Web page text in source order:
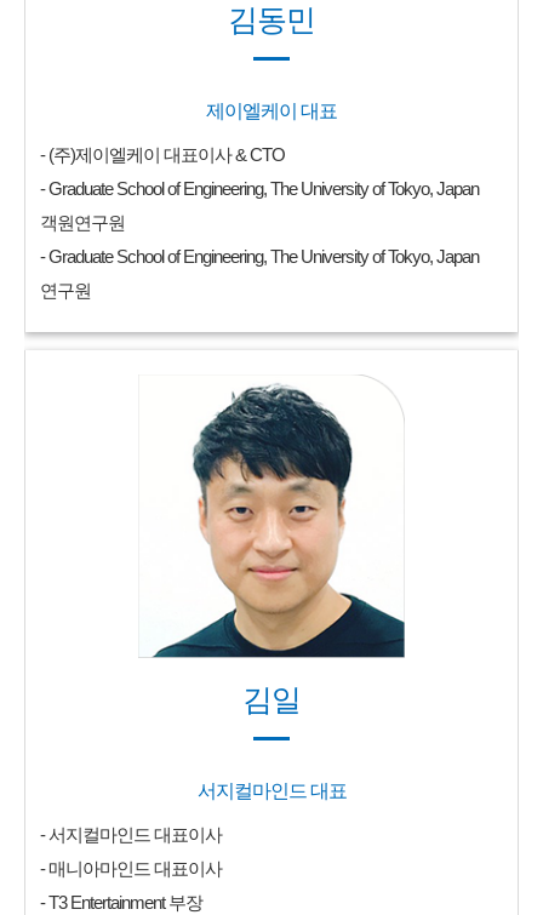
김동민
제이엘케이 대표
- (주)제이엘케이 대표이사 & CTO
- Graduate School of Engineering, The University of Tokyo, Japan
객원연구원
- Graduate School of Engineering, The University of Tokyo, Japan
연구원
김일
서지컬마인드 대표
- 서지컬마인드 대표이사
- 매니아마인드 대표이사
- T3 Entertainment 부장